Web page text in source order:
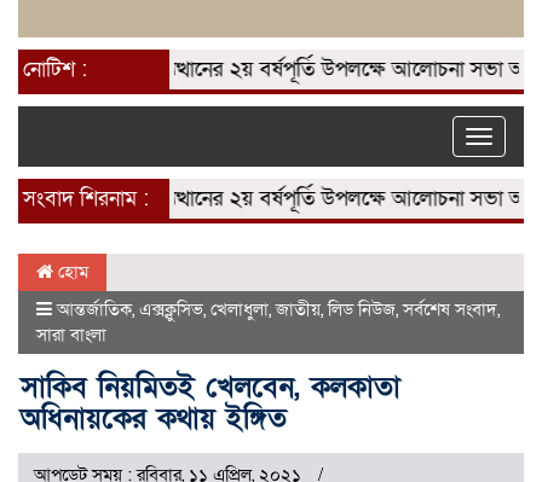
নোটিশ :গণঅভ্যুত্থানের ২য় বর্ষপূর্তি উপলক্ষে আলোচনা সভা অনুষ্ঠিত।
Toggle
সংবাদ শিরনাম :গণঅভ্যুত্থানের ২য় বর্ষপূর্তি উপলক্ষে আলোচনা সভা অনুষ্ঠিত।
হোম
আন্তর্জাতিক, এক্সক্লুসিভ, খেলাধুলা,জাতীয়,লিড নিউজ,সর্বশেষ সংবাদ,
সারা বাংলা
সাকিব নিয়মিতই খেলবেন, কলকাতা
অধিনায়কের কথায় ইঙ্গিত
আপডেট সময় : রবিবার, ১১ এপ্রিল, ২০২১